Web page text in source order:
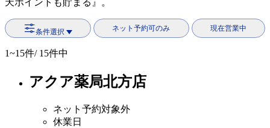
天ポイントも貯まる』。
条件選択 ネット予約可のみ 現在営業中
1~15件/ 15件中
アクア薬局北方店
ネット予約対象外
休業日